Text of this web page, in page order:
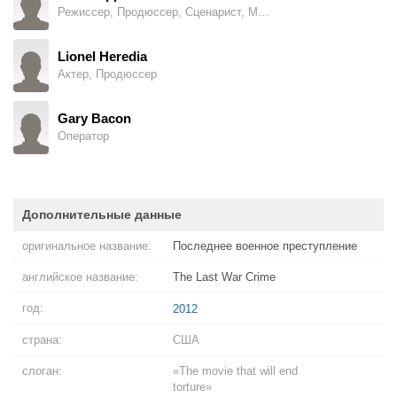
Режиссер, Продюссер, Сценарист, Монтажер
Lionel Heredia
Актер, Продюссер
Gary Bacon
Оператор
Дополнительные данные
оригинальное название: Последнее военное преступление
английское название: The Last War Crime
год: 2012
страна: США
слоган:
«The movie that will end
torture»